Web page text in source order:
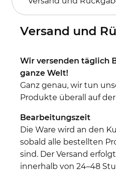
Versand und
Wir versenden täglich
ganze Welt!
Ganz genau, wir tun
Produkte überall auf
Bearbeitungszeit
Die Ware wird an den
sobald alle bestellten
sind. Der Versand
innerhalb von 24–48